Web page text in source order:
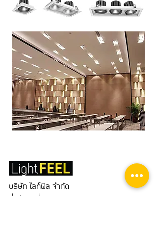
บริษัท ไลท์ฟิล จำกัด